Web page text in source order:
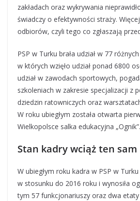
zakładach oraz wykrywania
świadczy o efektywności straży.
odbiorów, czyli tego co zgłaszają
PSP w Turku brała udział w 77
w których wzięło udział ponad 6800
udział w zawodach sportowych,
szkoleniach w zakresie specjalizacji z
dziedzin ratowniczych oraz
W roku ubiegłym została otwarta
Wielkopolsce salka edukacyjna „Ognik”.
Stan kadry wciąż ten sam
W ubiegłym roku kadra w PSP w
w stosunku do 2016 roku i wynosiła
tym 57 funkcjonariuszy oraz dwa etaty